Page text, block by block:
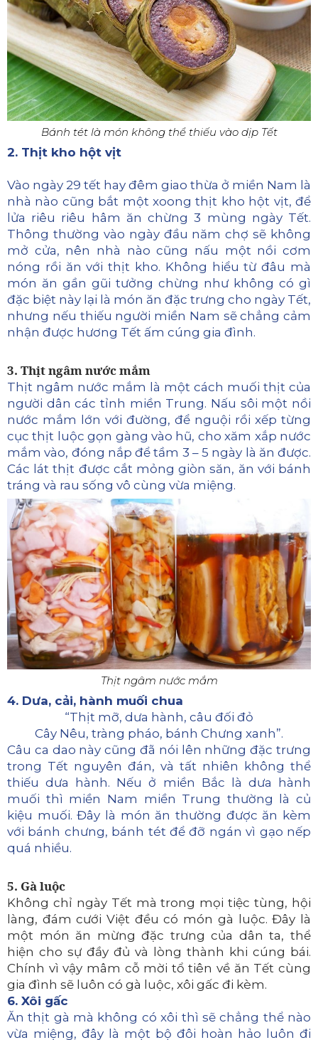
Bánh tét là món không thể thiếu vào dịp Tết
2. Thịt kho hột vịt
Vào ngày 29 tết hay đêm giao thừa ở miền Nam là
nhà nào cũng bắt một xoong thịt kho hột vịt, để
lửa riêu riêu hâm ăn chừng 3 mùng ngày Tết.
Thông thường vào ngày đầu năm chợ sẽ không
mở cửa, nên nhà nào cũng nấu một nồi cơm
nóng rồi ăn với thịt kho. Không hiểu từ đâu mà
món ăn gần gũi tưởng chừng như không có gì
đặc biệt này lại là món ăn đặc trưng cho ngày Tết,
nhưng nếu thiếu người miền Nam sẽ chẳng cảm
nhận được hương Tết ấm cúng gia đình.
3. Thịt ngâm nước mắm
Thịt ngâm nước mắm là một cách muối thịt của
người dân các tỉnh miền Trung. Nấu sôi một nồi
nước mắm lớn với đường, để nguội rồi xếp từng
cục thịt luộc gọn gàng vào hũ, cho xăm xắp nước
mắm vào, đóng nắp để tầm 3 – 5 ngày là ăn được.
Các lát thịt được cắt mỏng giòn săn, ăn với bánh
tráng và rau sống vô cùng vừa miệng.
Thịt ngâm nước mắm
4. Dưa, cải, hành muối chua
“Thịt mỡ, dưa hành, câu đối đỏ
Cây Nêu, tràng pháo, bánh Chưng xanh”.
Câu ca dao này cũng đã nói lên những đặc trưng
trong Tết nguyên đán, và tất nhiên không thể
thiếu dưa hành. Nếu ở miền Bắc là dưa hành
muối thì miền Nam miền Trung thường là củ
kiệu muối. Đây là món ăn thường được ăn kèm
với bánh chưng, bánh tét để đỡ ngán vì gạo nếp
quá nhiều.
5. Gà luộc
Không chỉ ngày Tết mà trong mọi tiệc tùng, hội
làng, đám cưới Việt đều có món gà luộc. Đây là
một món ăn mừng đặc trưng của dân ta, thể
hiện cho sự đầy đủ và lòng thành khi cúng bái.
Chính vì vậy mâm cỗ mời tổ tiên về ăn Tết cùng
gia đình sẽ luôn có gà luộc, xôi gấc đi kèm.
6. Xôi gấc
Ăn thịt gà mà không có xôi thì sẽ chẳng thể nào
vừa miệng, đây là một bộ đôi hoàn hảo luôn đi